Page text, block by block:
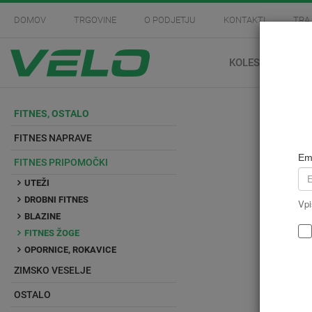
DOMOV TRGOVINE O PODJETJU KONTAKTI
KOLESARSTVO
FITNES, OSTALO
FITNES NAPRAVE
FITNES PRIPOMOČKI
UTEŽI
DROBNI FITNES
BLAZINE
FITNES ŽOGE
OPORNICE, ROKAVICE
ZIMSKO VESELJE
OSTALO